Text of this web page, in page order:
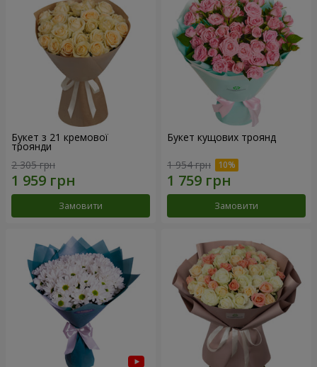
Букет з 21 кремової
троянди
2 305 грн
Замовити
Букет кущових троянд
1 954 грн
Замовити